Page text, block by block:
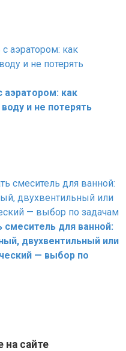
аэратором: как
и не потерять
смеситель для ванной:
двухвентильный или
— выбор по
на сайте